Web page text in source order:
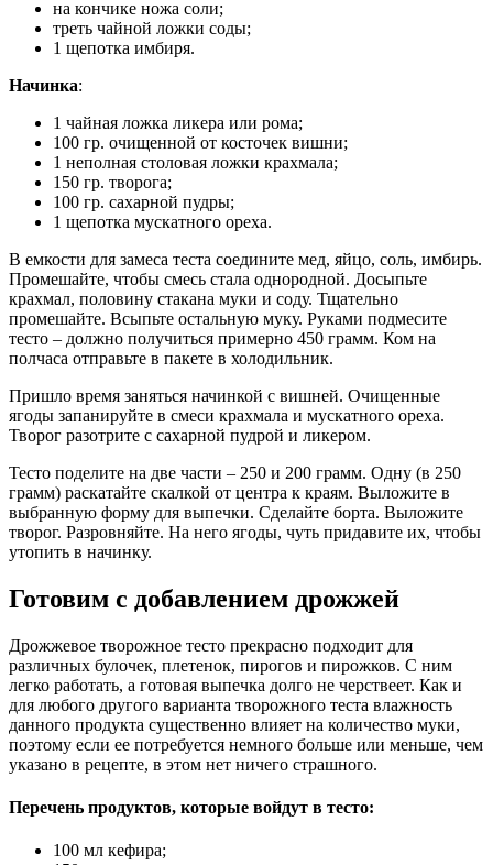
на кончике ножа соли;
треть чайной ложки соды;
1 щепотка имбиря.
Начинка:
1 чайная ложка ликера или рома;
100 гр. очищенной от косточек вишни;
1 неполная столовая ложки крахмала;
150 гр. творога;
100 гр. сахарной пудры;
1 щепотка мускатного ореха.
В емкости для замеса теста соедините мед, яйцо, соль, имбирь.
Промешайте, чтобы смесь стала однородной. Досыпьте
крахмал, половину стакана муки и соду. Тщательно
промешайте. Всыпьте остальную муку. Руками подмесите
тесто – должно получиться примерно 450 грамм. Ком на
полчаса отправьте в пакете в холодильник.
Пришло время заняться начинкой с вишней. Очищенные
ягоды запанируйте в смеси крахмала и мускатного ореха.
Творог разотрите с сахарной пудрой и ликером.
Тесто поделите на две части – 250 и 200 грамм. Одну (в 250
грамм) раскатайте скалкой от центра к краям. Выложите в
выбранную форму для выпечки. Сделайте борта. Выложите
творог. Разровняйте. На него ягоды, чуть придавите их, чтобы
утопить в начинку.
Готовим с добавлением дрожжей
Дрожжевое творожное тесто прекрасно подходит для
различных булочек, плетенок, пирогов и пирожков. С ним
легко работать, а готовая выпечка долго не черствеет. Как и
для любого другого варианта творожного теста влажность
данного продукта существенно влияет на количество муки,
поэтому если ее потребуется немного больше или меньше, чем
указано в рецепте, в этом нет ничего страшного.
Перечень продуктов, которые войдут в тесто:
100 мл кефира;